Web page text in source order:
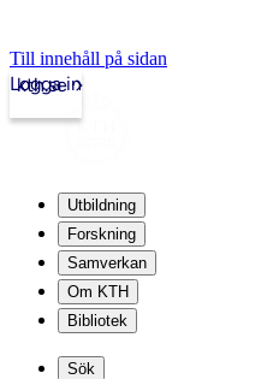
Till innehåll på sidan
kth.se
Logga in
Utbildning
Forskning
Samverkan
Om KTH
Bibliotek
Sök